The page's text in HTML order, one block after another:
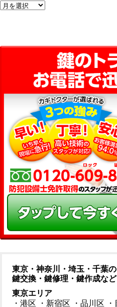
ア
ブ
東京・神奈川・埼玉・千葉
鍵交換・鍵修理・鍵作成な
東京エリア
・港区
・新宿区 ・品川区